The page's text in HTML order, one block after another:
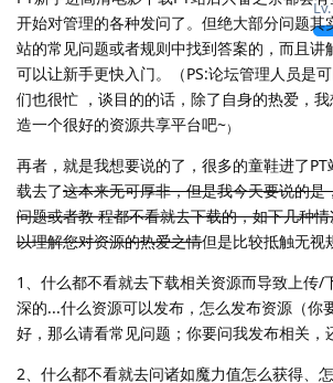
Lv.
开始对管理的各种发问了。但绝大部分问题其
站的常见问题或者规则中找到答案的，而且讲
可以让新手更快入门。（PS:论坛管理人员是
们也很忙 ，谈目的的话，除了自身的热爱，
造一个很好的资源共享平台吧~）
再者，就是我想要说的了，很多的童鞋进了
载去了这本来无可厚非，但是我今天要说的是
问题或者教 程都不看就去下载的，如下几种
以理解您对资源的热爱之情但是比较抵触无视
1、什么都不看就去下载相关资源而导致上传/
深的...什么资源可以发布，怎么发布资源（你
好，那么请看常见问题；你要问我发布相关，
2、什么都不看就去问诸如魔力值怎么获得、